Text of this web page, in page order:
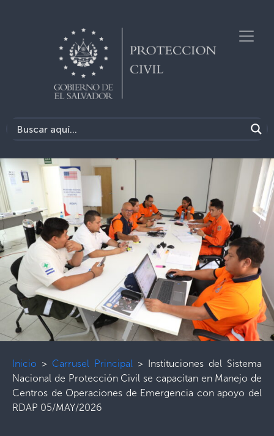
Inicio > Carrusel Principal > Instituciones del Sistema
Nacional de Protección Civil se capacitan en Manejo de
Centros de Operaciones de Emergencia con apoyo del
RDAP 05/MAY/2026